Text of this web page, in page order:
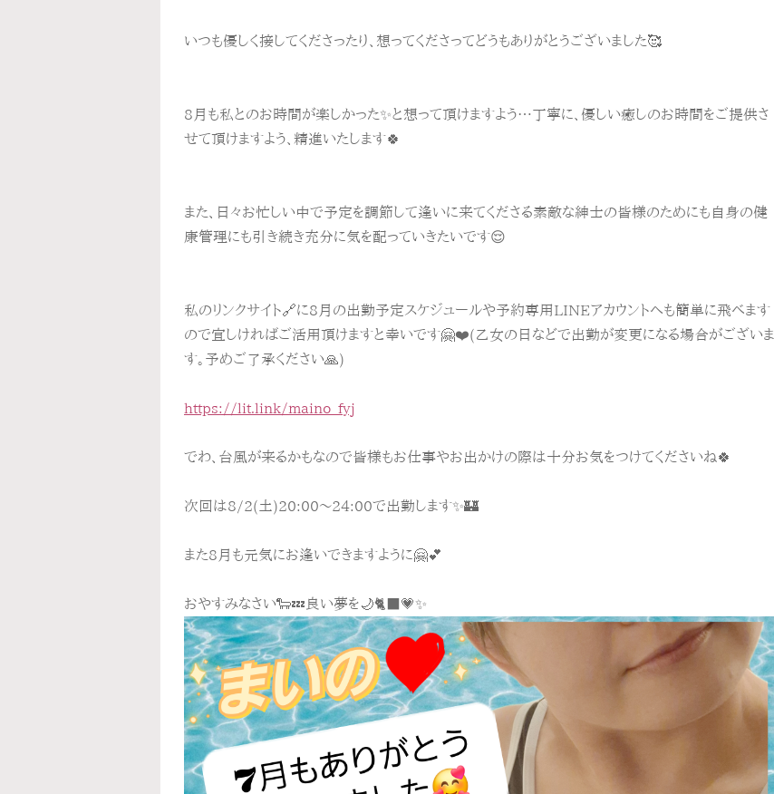
いつも優しく接してくださったり、想ってくださってどうもありがとうございました🥰
8月も私とのお時間が楽しかった✨と想って頂けますよう…丁寧に、優しい癒しのお時間をご提供さ
せて頂けますよう、精進いたします🍀
また、日々お忙しい中で予定を調節して逢いに来てくださる素敵な紳士の皆様のためにも自身の健
康管理にも引き続き充分に気を配っていきたいです😌
私のリンクサイト🔗に8月の出勤予定スケジュールや予約専用LINEアカウントへも簡単に飛べます
ので宜しければご活用頂けますと幸いです🤗❤️(乙女の日などで出勤が変更になる場合がございま
す。予めご了承ください🙏)
https://lit.link/maino_fyj
でわ、台風が来るかもなので皆様もお仕事やお出かけの際は十分お気をつけてくださいね🍀
次回は8/2(土)20:00～24:00で出勤します✨🏰
また8月も元気にお逢いできますように🤗💕
おやすみなさい🐑💤良い夢を🌙🐈‍⬛💗✨